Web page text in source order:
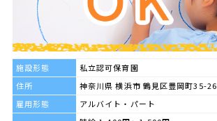
施設形態
私立認可保育園
住所
神奈川県 横浜市 鶴見区豊岡町35-26
雇用形態
アルバイト・パート